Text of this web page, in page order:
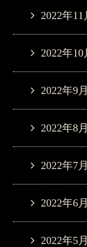
2022年11
2022年10
2022年9
2022年8
2022年7
2022年6
2022年5